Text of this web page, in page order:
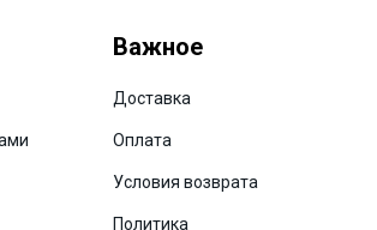
Важное
Доставка
Оплата
Условия возврата
Политика